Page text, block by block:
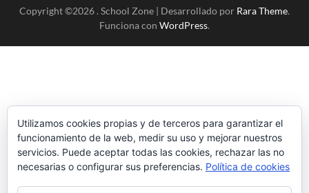
Copyright ©2026 . School Zone | Desarrollado por Rara Theme.
Funciona con WordPress.
Utilizamos cookies propias y de terceros para garantizar el
funcionamiento de la web, medir su uso y mejorar nuestros
servicios. Puede aceptar todas las cookies, rechazar las no
necesarias o configurar sus preferencias. Política de cookies